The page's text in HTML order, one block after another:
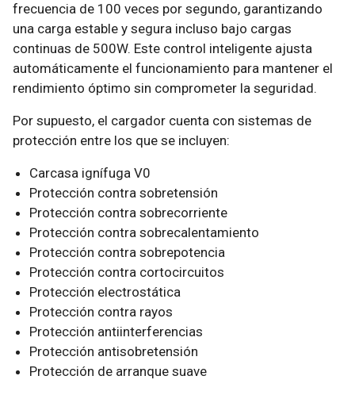
frecuencia de 100 veces por segundo, garantizando
una carga estable y segura incluso bajo cargas
continuas de 500W. Este control inteligente ajusta
automáticamente el funcionamiento para mantener el
rendimiento óptimo sin comprometer la seguridad.
Por supuesto, el cargador cuenta con sistemas de
protección entre los que se incluyen:
Carcasa ignífuga V0
Protección contra sobretensión
Protección contra sobrecorriente
Protección contra sobrecalentamiento
Protección contra sobrepotencia
Protección contra cortocircuitos
Protección electrostática
Protección contra rayos
Protección antiinterferencias
Protección antisobretensión
Protección de arranque suave